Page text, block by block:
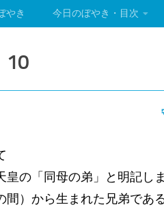
やき 今日のぼやき・目次
10
皇の「同母の弟」と明記し
）から生まれた兄弟である